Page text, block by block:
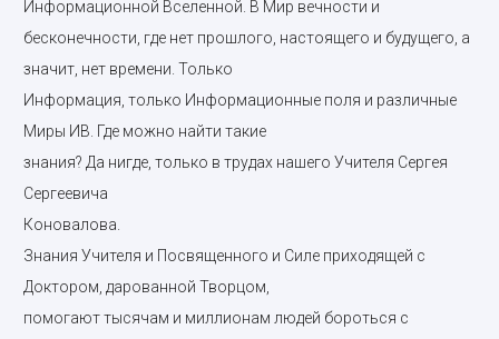
Информационной Вселенной. В Мир вечности и
бесконечности, где нет прошлого, настоящего и будущего, а
значит, нет времени. Только
Информация, только Информационные поля и различные
Миры ИВ. Где можно найти такие
знания? Да нигде, только в трудах нашего Учителя Сергея
Сергеевича
Коновалова.
Знания Учителя и Посвященного и Силе приходящей с
Доктором, дарованной Творцом,
помогают тысячам и миллионам людей бороться с